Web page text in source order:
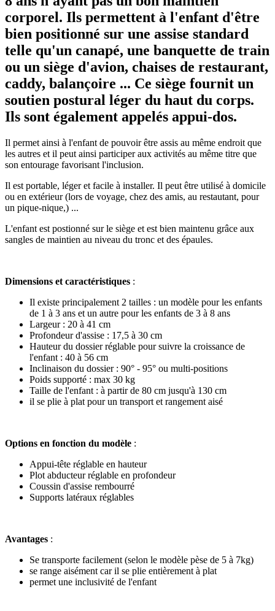
corporel. Ils permettent à l'enfant d'être
bien positionné sur une assise standard
telle qu'un canapé, une banquette de train
ou un siège d'avion, chaises de restaurant,
caddy, balançoire ... Ce siège fournit un
soutien postural léger du haut du corps.
Ils sont également appelés appui-dos.
Il permet ainsi à l'enfant de pouvoir être assis au même endroit que
les autres et il peut ainsi participer aux activités au même titre que
son entourage favorisant l'inclusion.
Il est portable, léger et facile à installer. Il peut être utilisé à domicile
ou en extérieur (lors de voyage, chez des amis, au restautant, pour
un pique-nique,) ...
L'enfant est postionné sur le siège et est bien maintenu grâce aux
sangles de maintien au niveau du tronc et des épaules.
Dimensions et caractéristiques :
Il existe principalement 2 tailles : un modèle pour les enfants
de 1 à 3 ans et un autre pour les enfants de 3 à 8 ans
Largeur : 20 à 41 cm
Profondeur d'assise : 17,5 à 30 cm
Hauteur du dossier réglable pour suivre la croissance de
l'enfant : 40 à 56 cm
Inclinaison du dossier : 90° - 95° ou multi-positions
Poids supporté : max 30 kg
Taille de l'enfant : à partir de 80 cm jusqu'à 130 cm
il se plie à plat pour un transport et rangement aisé
Options en fonction du modèle :
Appui-tête réglable en hauteur
Plot abducteur réglable en profondeur
Coussin d'assise rembourré
Supports latéraux réglables
Avantages :
Se transporte facilement (selon le modèle pèse de 5 à 7kg)
se range aisément car il se plie entièrement à plat
permet une inclusivité de l'enfant